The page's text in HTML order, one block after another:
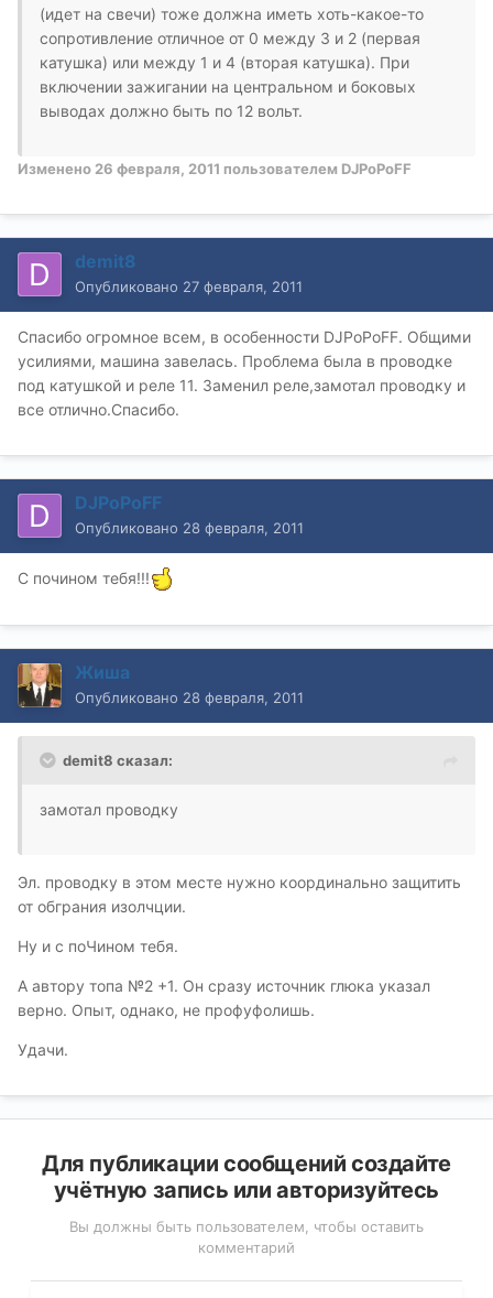
(идет на свечи) тоже должна иметь хоть-какое-то
сопротивление отличное от 0 между 3 и 2 (первая
катушка) или между 1 и 4 (вторая катушка). При
включении зажигании на центральном и боковых
выводах должно быть по 12 вольт.
Изменено 26 февраля, 2011 пользователем DJPoPoFF
demit8
Опубликовано 27 февраля, 2011
Спасибо огромное всем, в особенности DJPoPoFF. Общими
усилиями, машина завелась. Проблема была в проводке
под катушкой и реле 11. Заменил реле,замотал проводку и
все отлично.Спасибо.
DJPoPoFF
Опубликовано 28 февраля, 2011
C почином тебя!!!
Жиша
Опубликовано 28 февраля, 2011
demit8 сказал:
замотал проводку
Эл. проводку в этом месте нужно координально защитить
от обграния изолчции.
Ну и с поЧином тебя.
А автору топа №2 +1. Он сразу источник глюка указал
верно. Опыт, однако, не профуфолишь.
Удачи.
Для публикации сообщений создайте
учётную запись или авторизуйтесь
Вы должны быть пользователем, чтобы оставить
комментарий